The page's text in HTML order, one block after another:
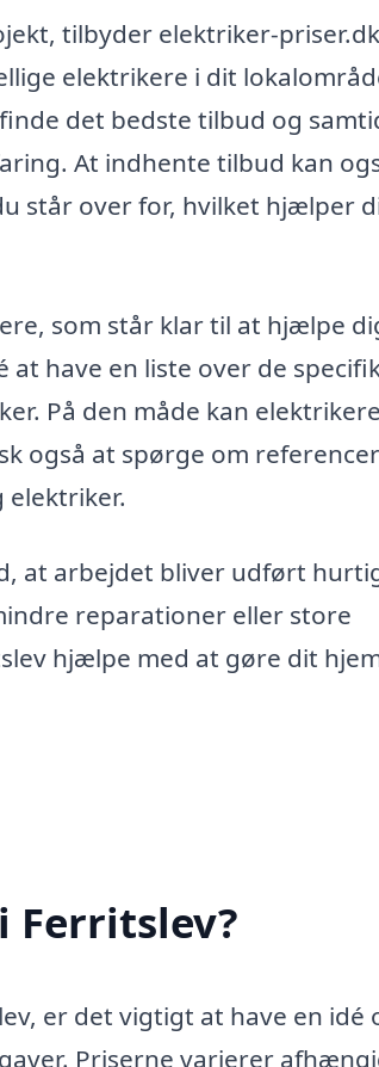
tilbyder elektriker-
elektrikere i dit
det bedste tilbud og
At indhente tilbud kan
står over for, hvilket hjælper
som står klar til at hjælpe
have en liste over de
På den måde kan
også at spørge om
at arbejdet bliver udført
reparationer eller store
hjælpe med at gøre dit
Ferritslev?
er det vigtigt at have en idé
Priserne varierer